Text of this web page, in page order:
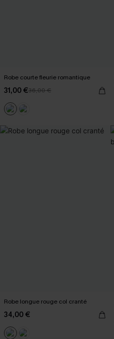
Robe courte fleurie romantique
31,00 €36,00 €
Robe longue rouge col cranté
34,00 €